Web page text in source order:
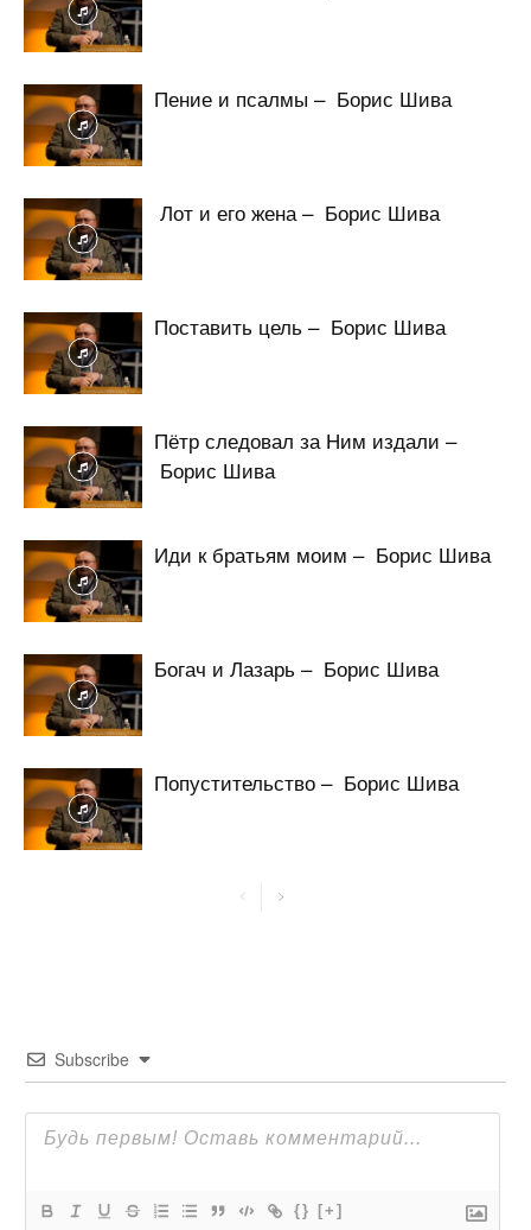
Пение и псалмы – Борис Шива
Лот и его жена – Борис Шива
Поставить цель – Борис Шива
Пётр следовал за Ним издали –
Борис Шива
Иди к братьям моим – Борис Шива
Богач и Лазарь – Борис Шива
Попустительство – Борис Шива
Subscribe
{} [+]